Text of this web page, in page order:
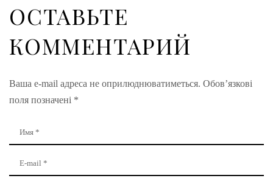
ОСТАВЬТЕ
КОММЕНТАРИЙ
Ваша e-mail адреса не оприлюднюватиметься. Обов’язкові
поля позначені *